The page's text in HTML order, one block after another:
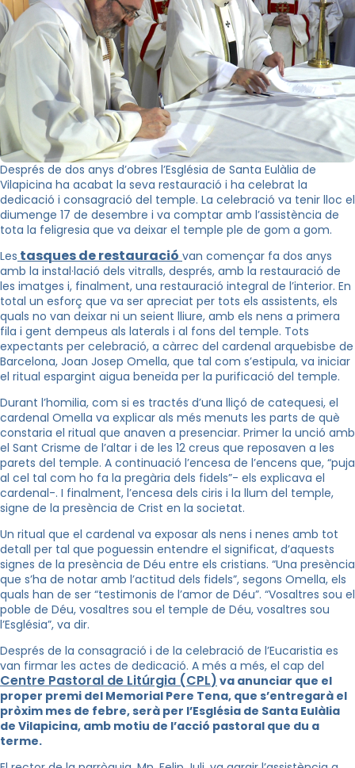
Després de dos anys d’obres l’Església de Santa Eulàlia de
Vilapicina ha acabat la seva restauració i ha celebrat la
dedicació i consagració del temple. La celebració va tenir lloc el
diumenge 17 de desembre i va comptar amb l’assistència de
tota la feligresia que va deixar el temple ple de gom a gom.
Les tasques de restauració van començar fa dos anys
amb la instal·lació dels vitralls, després, amb la restauració de
les imatges i, finalment, una restauració integral de l’interior. En
total un esforç que va ser apreciat per tots els assistents, els
quals no van deixar ni un seient lliure, amb els nens a primera
fila i gent dempeus als laterals i al fons del temple. Tots
expectants per celebració, a càrrec del cardenal arquebisbe de
Barcelona, Joan Josep Omella, que tal com s’estipula, va iniciar
el ritual espargint aigua beneïda per la purificació del temple.
Durant l’homilia, com si es tractés d’una lliçó de catequesi, el
cardenal Omella va explicar als més menuts les parts de què
constaria el ritual que anaven a presenciar. Primer la unció amb
el Sant Crisme de l’altar i de les 12 creus que reposaven a les
parets del temple. A continuació l’encesa de l’encens que, “puja
al cel tal com ho fa la pregària dels fidels”- els explicava el
cardenal-. I finalment, l’encesa dels ciris i la llum del temple,
signe de la presència de Crist en la societat.
Un ritual que el cardenal va exposar als nens i nenes amb tot
detall per tal que poguessin entendre el significat, d’aquests
signes de la presència de Déu entre els cristians. “Una presència
que s’ha de notar amb l’actitud dels fidels”, segons Omella, els
quals han de ser “testimonis de l’amor de Déu”. “Vosaltres sou el
poble de Déu, vosaltres sou el temple de Déu, vosaltres sou
l’Església”, va dir.
Després de la consagració i de la celebració de l’Eucaristia es
van firmar les actes de dedicació. A més a més, el cap del
Centre Pastoral de Litúrgia (CPL) va anunciar que el
proper premi del Memorial Pere Tena, que s’entregarà el
pròxim mes de febre, serà per l’Església de Santa Eulàlia
de Vilapicina, amb motiu de l’acció pastoral que du a
terme.